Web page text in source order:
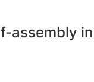
assembly